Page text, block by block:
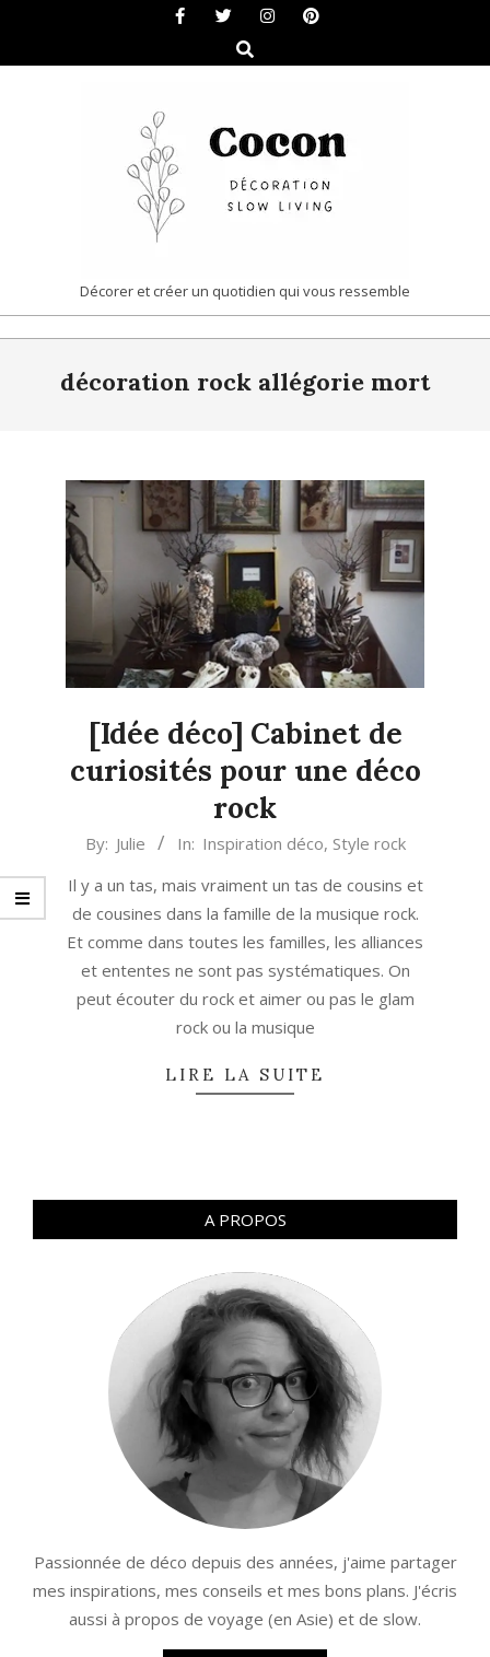
content
Search
COCON
|
DÉCORATION
LIVING
Décorer et créer un quotidien qui vous ressemble
Navigationdécoration rock allégorie mort
[Idée déco] Cabinet de
curiosités pour une déco
rock
2021-
18
By: Julie In: Inspiration déco, Style rock
Il y a un tas, mais vraiment un tas de cousins et
de cousines dans la famille de la musique rock.
Et comme dans toutes les familles, les alliances
et ententes ne sont pas systématiques. On
peut écouter du rock et aimer ou pas le glam
rock ou la musique
LIRE LA SUITE
A PROPOS
Passionnée de déco depuis des années, j'aime partager
mes inspirations, mes conseils et mes bons plans. J'écris
aussi à propos de voyage (en Asie) et de slow.